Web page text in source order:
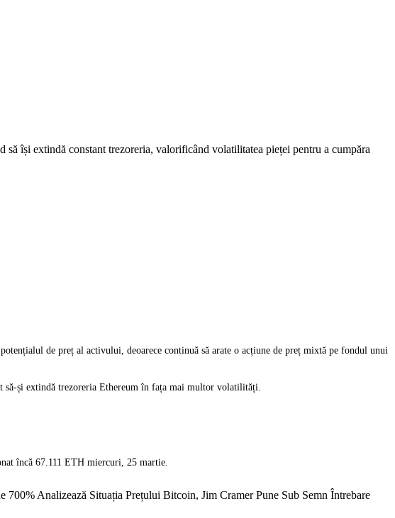
își extindă constant trezoreria, valorificând volatilitatea pieței pentru a cumpăra
de preț al activului, deoarece continuă să arate o acțiune de preț mixtă pe fondul unui
să-și extindă trezoreria Ethereum în fața mai multor volatilități.
încă 67.111 ETH miercuri, 25 martie.
Analizează Situația Prețului Bitcoin, Jim Cramer Pune Sub Semn Întrebare